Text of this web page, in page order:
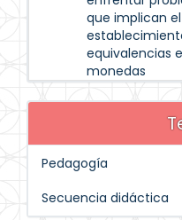
que implican el
equivalencias
monedas
Pedagogía
Secuencia didáctica